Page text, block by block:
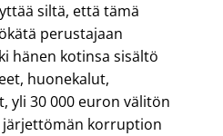
siltä, että tämä
perustajaan
hänen kotinsa sisältö
huonekalut,
yli 30 000 euron välitön
järjettömän korruption